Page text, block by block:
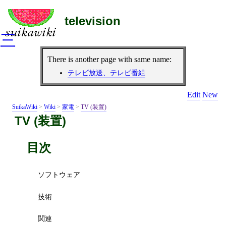
television
There is another page with same name:
テレビ放送、テレビ番組
Edit New
SuikaWiki > Wiki > 家電 > TV (装置)
TV (装置)
目次
ソフトウェア
技術
関連
三